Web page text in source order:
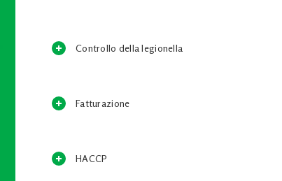
Controllo della legionella
Fatturazione
HACCP